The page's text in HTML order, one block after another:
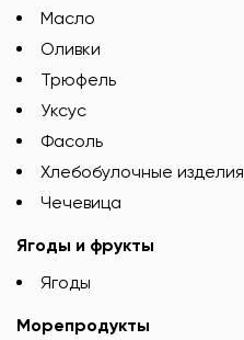
Масло
Оливки
Трюфель
Уксус
Фасоль
Хлебобулочные изделия
Чечевица
Ягоды и фрукты
Ягоды
Морепродукты